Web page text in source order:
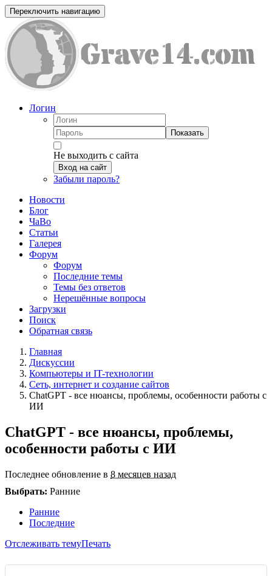
Переключить навигацию
Логин
Показать
Не выходить с сайта
Вход на сайт
Забыли пароль?
Новости
Блог
ЧаВо
Статьи
Галерея
Форум
Форум
Последние темы
Темы без ответов
Нерешённые вопросы
Загрузки
Поиск
Обратная связь
Главная
Дискуссии
Компьютеры и IT-технологии
Сеть, интернет и создание сайтов
ChatGPT - все нюансы, проблемы, особенности работы с
ИИ
ChatGPT - все нюансы, проблемы,
особенности работы с ИИ
Последнее обновление в 8 месяцев назад
Выбрать: Ранние
Ранние
Последние
Отслеживать темуПечать